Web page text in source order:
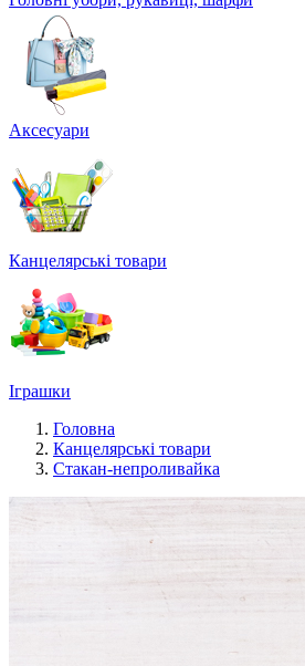
Аксесуари
Канцелярські товари
Іграшки
Головна
Канцелярські товари
Стакан-непроливайка